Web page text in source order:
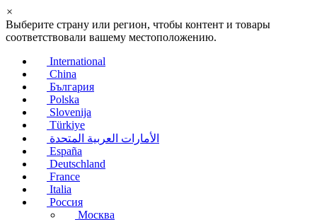
×
Выберите страну или регион, чтобы контент и товары
соответствовали вашему местоположению.
International
China
България
Polska
Slovenija
Türkiye
الأمارات العربية المتحدة
España
Deutschland
France
Italia
Россия
Москва